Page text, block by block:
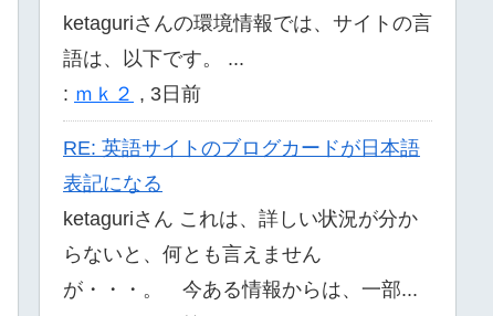
ketaguriさんの環境情報では、サイトの言
語は、以下です。 ...
: ｍｋ２ , 3日前
RE: 英語サイトのブログカードが日本語
表記になる
ketaguriさん これは、詳しい状況が分か
らないと、何とも言えません
が・・・。 今ある情報からは、一部...